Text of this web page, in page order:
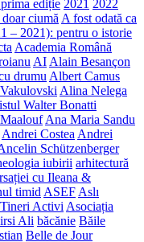
ediție 2021 2022
ciumă A fost odată ca
– 2021): pentru o istorie
Academia Română
AI Alain Besançon
drumu Albert Camus
Alina Nelega
Walter Bonatti
Ana Maria Sandu
Andrei Costea Andrei
Schützenberger
iubirii arhitectură
cu Ileana &
timid ASEF Aslı
Activi Asociația
Ali băcănie Băile
Belle de Jour